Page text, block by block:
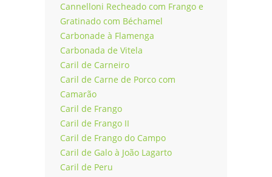
Cannelloni Recheado com Frango e
Gratinado com Béchamel
Carbonade à Flamenga
Carbonada de Vitela
Caril de Carneiro
Caril de Carne de Porco com
Camarão
Caril de Frango
Caril de Frango II
Caril de Frango do Campo
Caril de Galo à João Lagarto
Caril de Peru